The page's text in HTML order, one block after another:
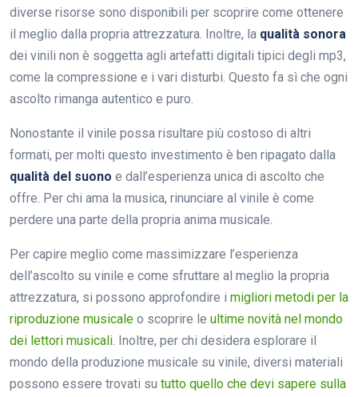
diverse risorse sono disponibili per scoprire come ottenere
il meglio dalla propria attrezzatura. Inoltre, la qualità sonora
dei vinili non è soggetta agli artefatti digitali tipici degli mp3,
come la compressione e i vari disturbi. Questo fa sì che ogni
ascolto rimanga autentico e puro.
Nonostante il vinile possa risultare più costoso di altri
formati, per molti questo investimento è ben ripagato dalla
qualità del suono e dall’esperienza unica di ascolto che
offre. Per chi ama la musica, rinunciare al vinile è come
perdere una parte della propria anima musicale.
Per capire meglio come massimizzare l’esperienza
dell’ascolto su vinile e come sfruttare al meglio la propria
attrezzatura, si possono approfondire i migliori metodi per la
riproduzione musicale o scoprire le ultime novità nel mondo
dei lettori musicali. Inoltre, per chi desidera esplorare il
mondo della produzione musicale su vinile, diversi materiali
possono essere trovati su tutto quello che devi sapere sulla